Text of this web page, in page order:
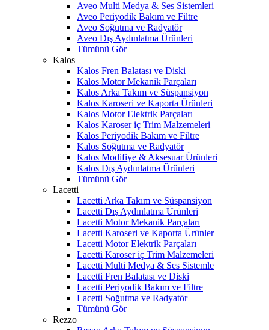
Aveo Multi Medya & Ses Sistemleri
Aveo Periyodik Bakım ve Filtre
Aveo Soğutma ve Radyatör
Aveo Dış Aydınlatma Ürünleri
Tümünü Gör
Kalos
Kalos Fren Balatası ve Diski
Kalos Motor Mekanik Parçaları
Kalos Arka Takım ve Süspansiyon
Kalos Karoseri ve Kaporta Ürünleri
Kalos Motor Elektrik Parçaları
Kalos Karoser iç Trim Malzemeleri
Kalos Periyodik Bakım ve Filtre
Kalos Soğutma ve Radyatör
Kalos Modifiye & Aksesuar Ürünleri
Kalos Dış Aydınlatma Ürünleri
Tümünü Gör
Lacetti
Lacetti Arka Takım ve Süspansiyon
Lacetti Dış Aydınlatma Ürünleri
Lacetti Motor Mekanik Parçaları
Lacetti Karoseri ve Kaporta Ürünler
Lacetti Motor Elektrik Parçaları
Lacetti Karoser iç Trim Malzemeleri
Lacetti Multi Medya & Ses Sistemle
Lacetti Fren Balatası ve Diski
Lacetti Periyodik Bakım ve Filtre
Lacetti Soğutma ve Radyatör
Tümünü Gör
Rezzo